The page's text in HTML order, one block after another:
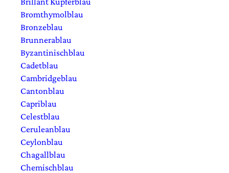
Bromthymolblau
Bronzeblau
Brunnerablau
Byzantinischblau
Cadetblau
Cambridgeblau
Cantonblau
Capriblau
Celestblau
Ceruleanblau
Ceylonblau
Chagallblau
Chemischblau